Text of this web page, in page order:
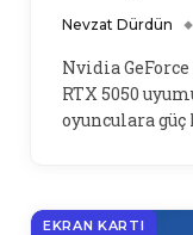
Nevzat Dürdün
Nvidia GeForce
RTX 5050
oyunculara güç
EKRAN KARTI